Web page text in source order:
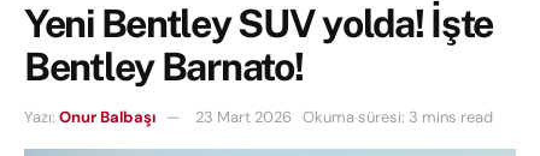
Yeni Bentley SUV yolda! İşte
Bentley Barnato!
Yazı: Onur Balbaşı 23 Mart 2026 Okuma süresi: 3 mins read